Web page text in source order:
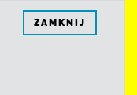
ZAMKNIJ